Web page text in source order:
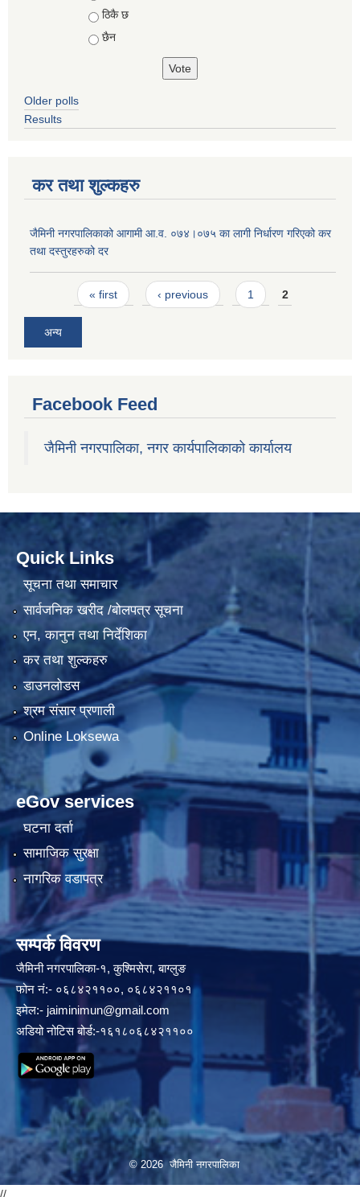
ठिकै छ
छैन
Older polls
Results
कर तथा शुल्कहरु
जैमिनी नगरपालिकाको आगामी आ.व. ०७४।०७५ का लागी निर्धारण गरिएको कर
तथा दस्तुरहरुको दर
Pages« first ‹ previous 1 2
अन्य
Facebook Feed
जैमिनी नगरपालिका, नगर कार्यपालिकाको कार्यालय
Quick Links
सूचना तथा समाचार
सार्वजनिक खरीद /बोलपत्र सूचना
एन, कानुन तथा निर्देशिका
कर तथा शुल्कहरु
डाउनलोडस
श्रम संसार प्रणाली
Online Loksewa
eGov services
घटना दर्ता
सामाजिक सुरक्षा
नागरिक वडापत्र
सम्पर्क विवरण
जैमिनी नगरपालिका-१, कुश्मिसेरा, बाग्लुङ
फोन नं:- ०६८४२११००, ०६८४२११०१
इमेल:- jaiminimun@gmail.com
अडियो नोटिस बोर्ड:-१६१८०६८४२११००
© 2026 जैमिनी नगरपालिका
//